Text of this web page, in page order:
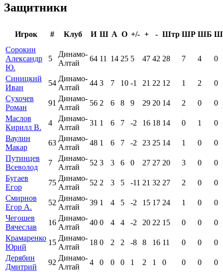
Защитники
Игрок # Клуб И Ш А О +/- + - Штр ШР ШБ
Сорокин
Александр
Ю.
5
Динамо-
Алтай
64 11 14 25 5 47 42 28 7 4 0
Синицкий
Иван
54
Динамо-
Алтай
44 3 7 10 -1 21 22 12 1 2
0
Сухочев
Роман
91
Динамо-
Алтай
56 2 6 8 9 29 20 14 2 0
0
Маслов
Кирилл В.
4
Динамо-
Алтай
31 1 6 7 -2 16 18 14 0 1
0
Ваулин
Макар
63
Динамо-
Алтай
48 1 6 7 -2 23 25 14 1 0
0
Путинцев
Всеволод
7
Динамо-
Алтай
52 3 3 6 0 27 27 20 3 0
0
Бугаев
Егор
75
Динамо-
Алтай
52 2 3 5 -11 21 32 27 2 0
0
Смирнов
Егор А.
52
Динамо-
Алтай
39 1 4 5 -2 15 17 24 1 0
0
Чегошев
Вячеслав
16
Динамо-
Алтай
40 0 4 4 -2 20 22 15 0 0
0
Крамаренко
Юрий
15
Динамо-
Алтай
18 0 2 2 -8 8 16 11 0 0
0
Дерябин
Дмитрий
92
Динамо-
Алтай
4 0 0 0 1 2 1 0 0 0
0